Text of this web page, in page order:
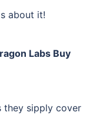
about it!
Labs Buy
they sipply cover